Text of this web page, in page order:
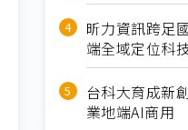
昕力資訊跨足
端全域定位科
台科大育成新
業地端AI商用